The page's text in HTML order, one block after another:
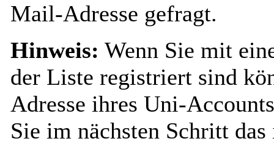
Mail-Adresse gefragt.
Hinweis: Wenn Sie mit
der Liste registriert sind
Adresse ihres Uni-
Sie im nächsten Schritt